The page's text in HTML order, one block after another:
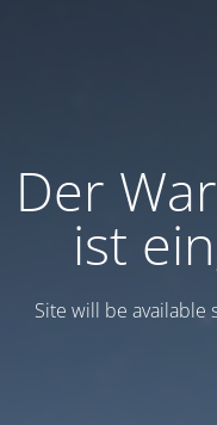
Der
ist
Site will be available